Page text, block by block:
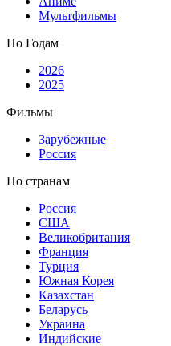
Мультфильмы
По Годам
2026
2025
Фильмы
Зарубежные
Россия
По странам
Россия
США
Великобритания
Франция
Турция
Южная Корея
Казахстан
Беларусь
Украина
Индийские